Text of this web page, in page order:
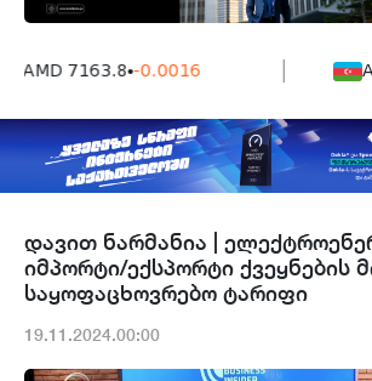
AMD 7163.8 -0.0016
დავით ნარმანია |
იმპორტი/ექსპორტი ქვეყნების
საყოფაცხოვრებო ტარიფი
19.11.2024.00:00